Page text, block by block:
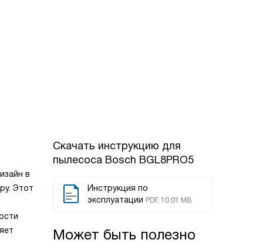
Скачать инструкцию для
пылесоса Bosch BGL8PRO5
Инструкция по
эксплуатации PDF, 10.01 MB
Может быть полезно
в
Этот